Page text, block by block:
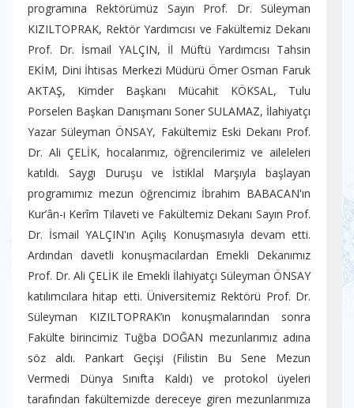
programına Rektörümüz Sayın Prof. Dr. Süleyman
KIZILTOPRAK, Rektör Yardımcısı ve Fakültemiz Dekanı
Prof. Dr. İsmail YALÇIN, İl Müftü Yardımcısı Tahsin
EKİM, Dini İhtisas Merkezi Müdürü Ömer Osman Faruk
AKTAŞ, Kimder Başkanı Mücahit KÖKSAL, Tulu
Porselen Başkan Danışmanı Soner SULAMAZ, İlahiyatçı
Yazar Süleyman ÖNSAY, Fakültemiz Eski Dekanı Prof.
Dr. Ali ÇELİK, hocalarımız, öğrencilerimiz ve aileleleri
katıldı. Saygı Duruşu ve İstiklal Marşıyla başlayan
programımız mezun öğrencimiz İbrahim BABACAN'ın
Kur’ân-ı Kerîm Tilaveti ve Fakültemiz Dekanı Sayın Prof.
Dr. İsmail YALÇIN'ın Açılış Konuşmasıyla devam etti.
Ardından davetli konuşmacılardan Emekli Dekanımız
Prof. Dr. Ali ÇELİK ile Emekli İlahiyatçı Süleyman ÖNSAY
katılımcılara hitap etti. Üniversitemiz Rektörü Prof. Dr.
Süleyman KIZILTOPRAK’ın konuşmalarından sonra
Fakülte birincimiz Tuğba DOĞAN mezunlarımız adına
söz aldı. Pankart Geçişi (Filistin Bu Sene Mezun
Vermedi Dünya Sınıfta Kaldı) ve protokol üyeleri
tarafından fakültemizde dereceye giren mezunlarımıza